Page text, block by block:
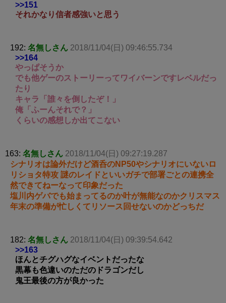
>>151
それかなり信者感強いと思う
192: 名無しさん 2018/11/04(日) 09:46:55.734
>>164
やっぱそうか
でも他ゲーのストーリーってワイバーンですレベルだっ
たり
キャラ「誰々を倒したぞ！」
俺「ふーんそれで？」
くらいの感想しか出てこない
163: 名無しさん 2018/11/04(日) 09:27:19.287
シナリオは論外だけど酒呑のNP50やシナリオにいないロ
リショタ特攻 謎のレイドといいガチで部署ごとの連携全
然できてねーなって印象だった
塩川内ゲバでも始まってるのか叶が無能なのかクリスマス
年末の準備が忙しくてリソース回せないのかどっちだ
182: 名無しさん 2018/11/04(日) 09:39:54.642
>>163
ほんとチグハグなイベントだったな
黒幕も色違いのただのドラゴンだし
鬼王最後の方が良かった